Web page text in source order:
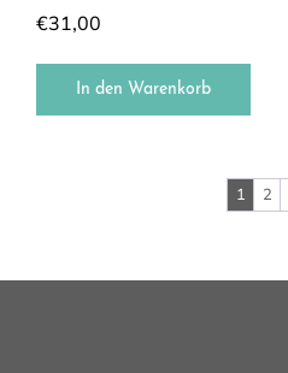
€31,00
In den Warenkorb
1 2